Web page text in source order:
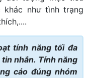
như tình trạng
tính năng tối đa
nhắn. Tính năng
cáo đúng nhóm